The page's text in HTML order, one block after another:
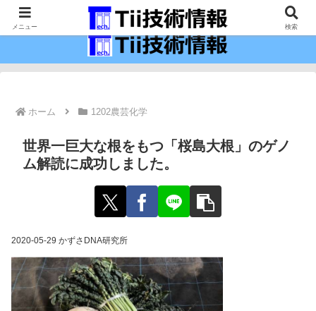
最新の科学技術の情報インフラ。
ホーム 1202農芸化学
世界一巨大な根をもつ「桜島大根」のゲノ
ム解読に成功しました。
2020-05-29 かずさDNA研究所
メニュー 検索